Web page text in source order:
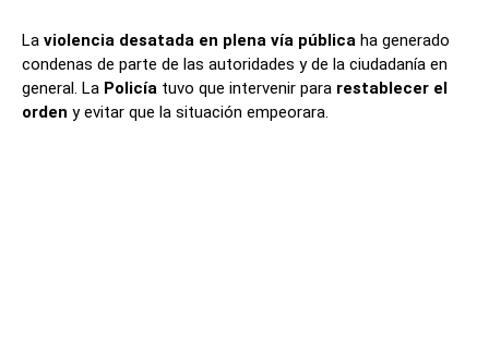
La violencia desatada en plena vía pública ha generado
condenas de parte de las autoridades y de la ciudadanía en
general. La Policía tuvo que intervenir para restablecer el
orden y evitar que la situación empeorara.